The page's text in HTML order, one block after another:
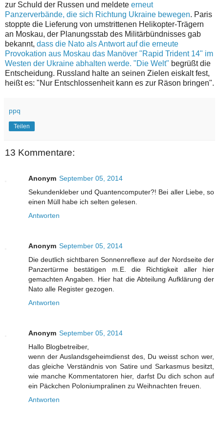
zur Schuld der Russen und meldete erneut
Panzerverbände, die sich Richtung Ukraine bewegen. Paris
stoppte die Lieferung von umstrittenen Helikopter-Trägern
an Moskau, der Planungsstab des Militärbündnisses gab
bekannt, dass die Nato als Antwort auf die erneute
Provokation aus Moskau das Manöver "Rapid Trident 14" im
Westen der Ukraine abhalten werde. "Die Welt" begrüßt die
Entscheidung. Russland halte an seinen Zielen eiskalt fest,
heißt es: "Nur Entschlossenheit kann es zur Räson bringen".
ppq
Teilen
13 Kommentare:
Anonym September 05, 2014
Sekundenkleber und Quantencomputer?! Bei aller Liebe, so
einen Müll habe ich selten gelesen.
Antworten
Anonym September 05, 2014
Die deutlich sichtbaren Sonnenreflexe auf der Nordseite der
Panzertürme bestätigen m.E. die Richtigkeit aller hier
gemachten Angaben. Hier hat die Abteilung Aufklärung der
Nato alle Register gezogen.
Antworten
Anonym September 05, 2014
Hallo Blogbetreiber,
wenn der Auslandsgeheimdienst des, Du weisst schon wer,
das gleiche Verständnis von Satire und Sarkasmus besitzt,
wie manche Kommentatoren hier, darfst Du dich schon auf
ein Päckchen Poloniumpralinen zu Weihnachten freuen.
Antworten